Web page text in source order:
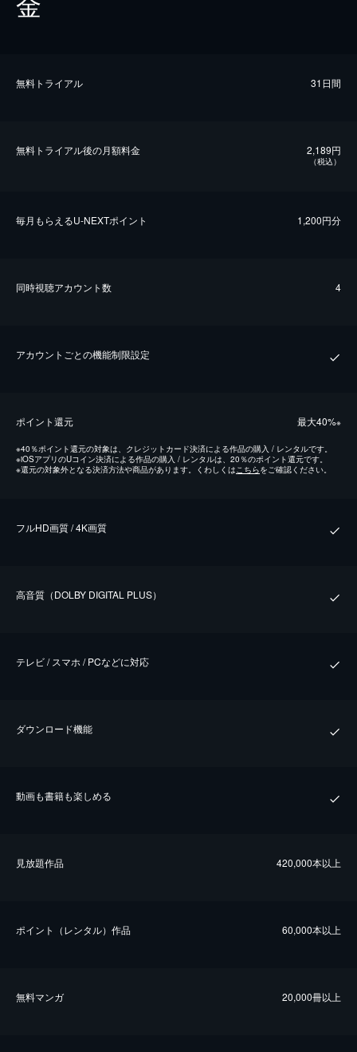
無料トライアル 31日間
無料トライアル後の⽉額料金 2,189円
（税込）
毎⽉もらえるU-NEXTポイント 1,200円分
同時視聴アカウント数 4
アカウントごとの機能制限設定
ポイント還元 最⼤40%※
※40％ポイント還元の対象は、クレジットカード決済による作品の購入 / レンタルです。
※iOSアプリのUコイン決済による作品の購入 / レンタルは、20％のポイント還元です。
※還元の対象外となる決済方法や商品があります。くわしくは こちらをご確認ください。
フルHD画質 / 4K画質
⾼⾳質（DOLBY DIGITAL PLUS）
テレビ / スマホ / PCなどに対応
ダウンロード機能
動画も書籍も楽しめる
⾒放題作品 420,000本以上
ポイント（レンタル）作品 60,000本以上
無料マンガ 20,000冊以上